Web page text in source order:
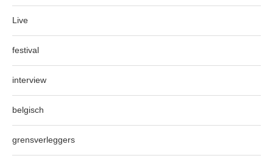
Live
festival
interview
belgisch
grensverleggers